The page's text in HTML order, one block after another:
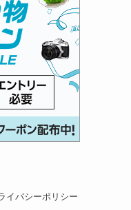
イバシーポリシー